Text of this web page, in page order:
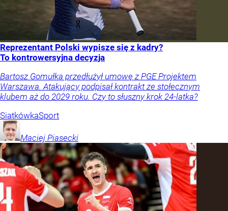
Reprezentant Polski wypisze się z kadry?
To kontrowersyjna decyzja
Bartosz Gomułka przedłużył umowę z PGE Projektem
Warszawa. Atakujący podpisał kontrakt ze stołecznym
klubem aż do 2029 roku. Czy to słuszny krok 24-latka?
SiatkówkaSport
Maciej Piasecki